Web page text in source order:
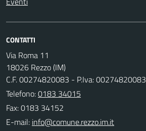
CONTATTI
Via Roma 11
18026 Rezzo (IM)
C.F. 00274820083 - P.Iva: 00274820083
Telefono:0183 34015
Fax: 0183 34152
E-mail: